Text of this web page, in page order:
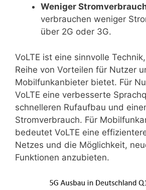
Weniger
verbrauchen weniger
über 2G oder 3G.
VoLTE ist eine sinnvolle
Reihe von Vorteilen für Nutzer
Mobilfunkanbieter bietet. Für
VoLTE eine verbesserte
schnelleren Rufaufbau und
Stromverbrauch. Für
bedeutet VoLTE eine
Netzes und die Möglichkeit,
Funktionen anzubieten.